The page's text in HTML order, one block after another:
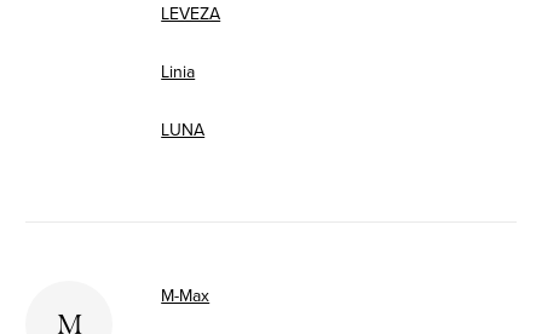
LEVEZA
Linia
LUNA
M
M-Max